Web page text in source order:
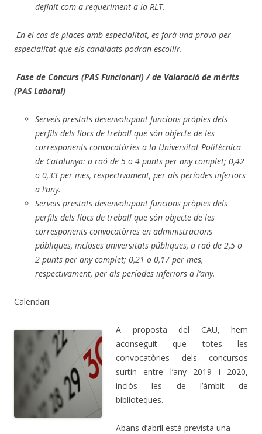
definit com a requeriment a la RLT.
En el cas de places amb especialitat, es farà una prova per
especialitat que els candidats podran escollir.
Fase de Concurs (PAS Funcionari) / de Valoració de mèrits
(PAS Laboral)
Serveis prestats desenvolupant funcions pròpies dels
perfils dels llocs de treball que són objecte de les
corresponents convocatòries a la Universitat Politècnica
de Catalunya: a raó de 5 o 4 punts per any complet; 0,42
o 0,33 per mes, respectivament, per als períodes inferiors
a l’any.
Serveis prestats desenvolupant funcions pròpies dels
perfils dels llocs de treball que són objecte de les
corresponents convocatòries en administracions
públiques, incloses universitats públiques, a raó de 2,5 o
2 punts per any complet; 0,21 o 0,17 per mes,
respectivament, per als períodes inferiors a l’any.
Calendari.
A proposta del CAU, hem
aconseguit que totes les
convocatòries dels concursos
surtin entre l’any 2019 i 2020,
inclòs les de l’àmbit de
biblioteques.
Abans d’abril està prevista una